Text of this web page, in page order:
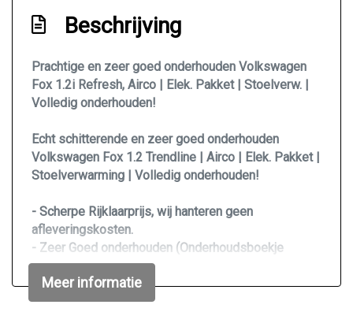
Airco
Bestuurdersstoel in hoogte verstelbaar
Elektrische ramen voor
Hoofdsteunen achter
Stuurbekrachtiging
Stuurbekrachtiging snelheidsafhankelijk
Voorstoelen verwarmd
Overige
Anti blokkeer systeem
Beschrijving
Prachtige en zeer goed onderhouden Volkswagen
Fox 1.2i Refresh, Airco | Elek. Pakket | Stoelverw. |
Volledig onderhouden!
Echt schitterende en zeer goed onderhouden
Volkswagen Fox 1.2 Trendline | Airco | Elek. Pakket |
Stoelverwarming | Volledig onderhouden!
- Scherpe Rijklaarprijs, wij hanteren geen
afleveringskosten.
- Zeer Goed onderhouden (Onderhoudsboekje
volledig bijgehouden)
- Net een Onderhoudsbeurt gehad bij km/stand
139.252
Meer informatie